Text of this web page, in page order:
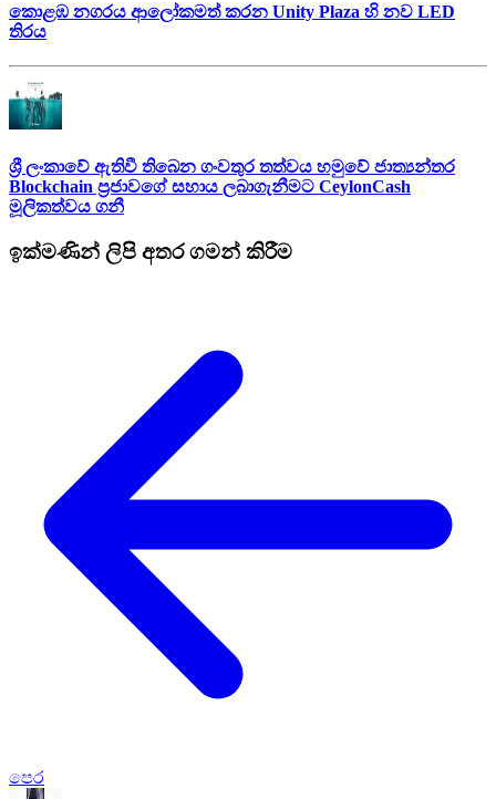
කොළඹ නගරය ආලෝකමත් කරන Unity Plaza හි නව LED
තිරය
ශ්‍රී ලංකාවේ ඇතිවී තිබෙන ගංවතුර තත්වය හමුවේ ජාත්‍යන්තර
Blockchain ප්‍රජාවගේ සහාය ලබාගැනීමට CeylonCash
මූලිකත්වය ග​නී
ඉක්මණින් ලිපි අතර ගමන් කිරීම
පෙර